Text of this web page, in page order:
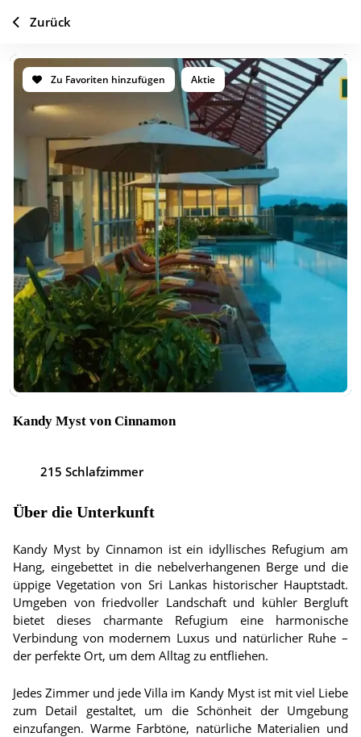
Zu Favoriten hinzufügen Aktie
Kandy Myst von Cinnamon
215 Schlafzimmer
Über die Unterkunft
Kandy Myst by Cinnamon ist ein idyllisches Refugium am
Hang, eingebettet in die nebelverhangenen Berge und die
üppige Vegetation von Sri Lankas historischer Hauptstadt.
Umgeben von friedvoller Landschaft und kühler Bergluft
bietet dieses charmante Refugium eine harmonische
Verbindung von modernem Luxus und natürlicher Ruhe –
der perfekte Ort, um dem Alltag zu entfliehen.
Jedes Zimmer und jede Villa im Kandy Myst ist mit viel Liebe
zum Detail gestaltet, um die Schönheit der Umgebung
einzufangen. Warme Farbtöne, natürliche Materialien und
Zurück